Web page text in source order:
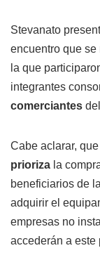
Stevanato
encuentro que
la que
integrantes
comerciantes
Cabe aclarar,
prioriza la
beneficiarios de
adquirir el
empresas no
accederán a este